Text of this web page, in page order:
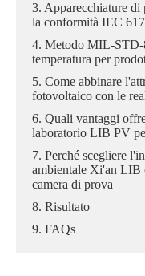
3. Apparecchiature
la conformità IEC
4. Metodo MIL-STD-
temperatura per
5. Come abbinare
fotovoltaico con le
6. Quali vantaggi
laboratorio LIB PV
7. Perché scegliere
ambientale Xi'an LIB
camera di prova
8. Risultato
9. FAQs